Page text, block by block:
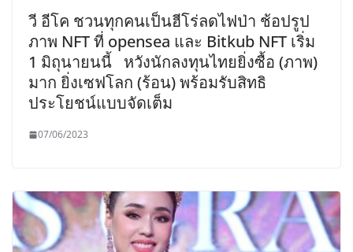
วี อีโค ชวนทุกคนเป็นฮีโร่ลดไฟป่า ช้อปรูป
ภาพ NFT ที่ opensea และ Bitkub NFT เริ่ม
1 มิถุนายนนี้ หวังนักลงทุนไทยยิ่งซื้อ (ภาพ)
มาก ยิ่งเซฟโลก (ร้อน) พร้อมรับสิทธิ
ประโยชน์แบบจัดเต็ม
07/06/2023